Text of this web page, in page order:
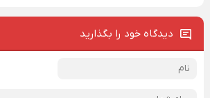
دیدگاه خود را بگذارید